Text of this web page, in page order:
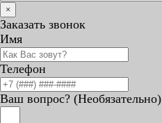
×
Заказать звонок
Имя
Телефон
Ваш вопрос? (Необязательно)